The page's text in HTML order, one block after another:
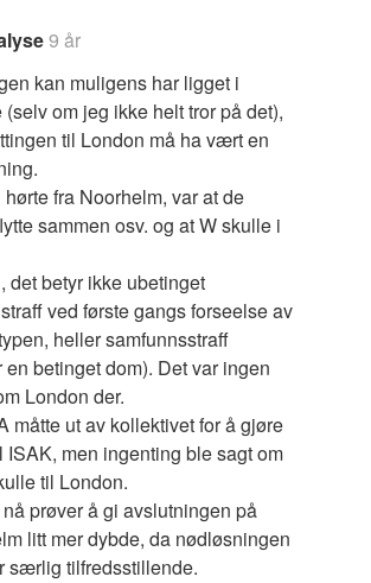
9 år
kan muligens har ligget i
(selv om jeg ikke helt tror på det),
til London må ha vært en
fra Noorhelm, var at de
sammen osv. og at W skulle i
det betyr ikke ubetinget
ved første gangs forseelse av
heller samfunnsstraff
en betinget dom). Det var ingen
London der.
måtte ut av kollektivet for å gjøre
ISAK, men ingenting ble sagt om
til London.
prøver å gi avslutningen på
litt mer dybde, da nødløsningen
særlig tilfredsstillende.